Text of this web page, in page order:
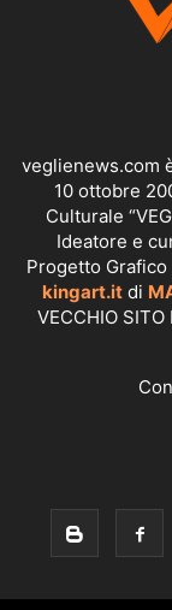
veglienews.com
10 ottobre
Culturale
Ideatore e
Progetto
kingart.itdi
VECCHIO SITO